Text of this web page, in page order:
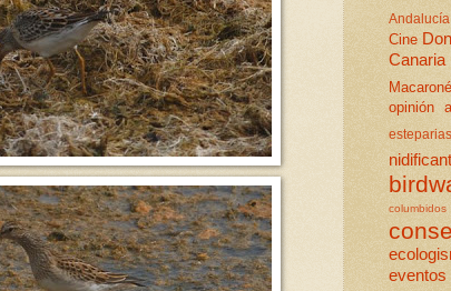
Andalucía
Cine
Canaria
opinión
esteparias
columbidos
eventos